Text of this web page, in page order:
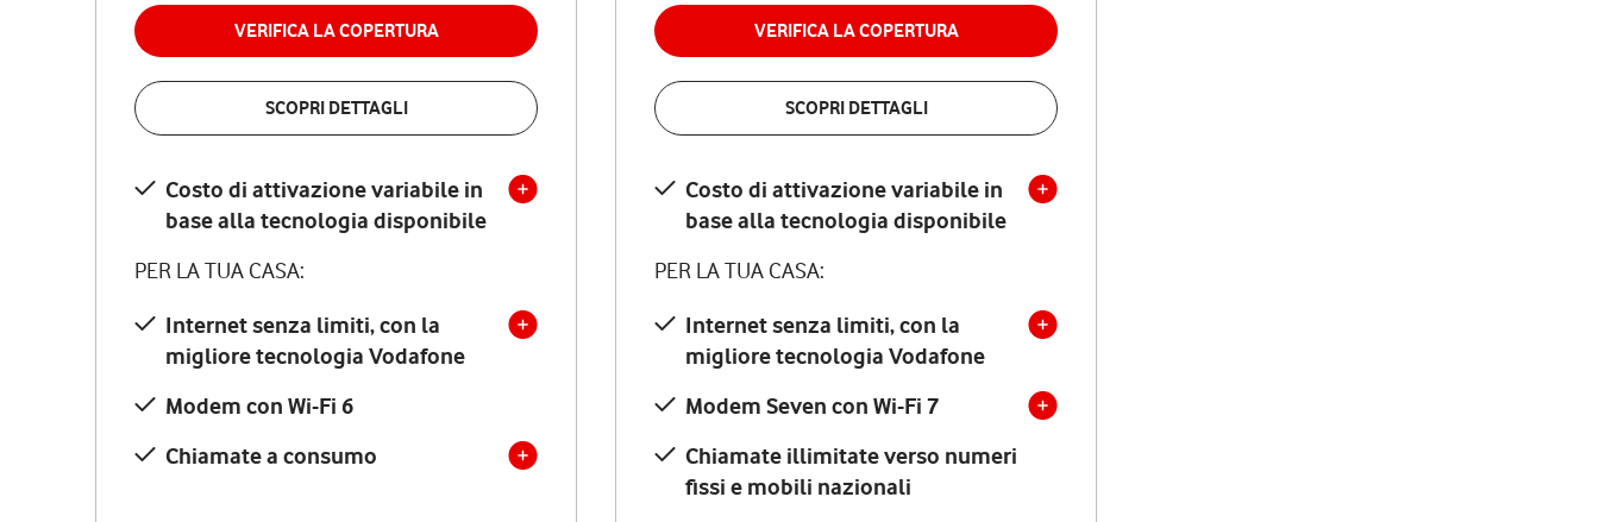
VERIFICA LA COPERTURA
SCOPRI DETTAGLI
Costo di attivazione variabile in
base alla tecnologia disponibile
PER LA TUA CASA:
Internet senza limiti, con la
migliore tecnologia Vodafone
Modem con Wi-Fi 6
Chiamate a consumo
VERIFICA LA COPERTURA
SCOPRI DETTAGLI
Costo di attivazione variabile in
base alla tecnologia disponibile
PER LA TUA CASA:
Internet senza limiti, con la
migliore tecnologia Vodafone
Modem Seven con Wi-Fi 7
Chiamate illimitate verso numeri
fissi e mobili nazionali